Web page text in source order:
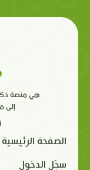
هي منصة
إلى
الصفحة الرئيسية
سجّل الدخول